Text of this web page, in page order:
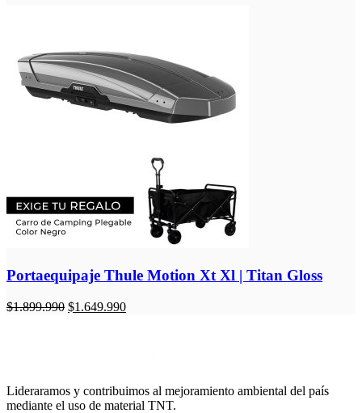
Portaequipaje Thule Motion Xt Xl | Titan Gloss
$1.899.990 El
$1.649.990El
Lideraramos y contribuimos al mejoramiento ambiental del país
mediante el uso de material TNT.